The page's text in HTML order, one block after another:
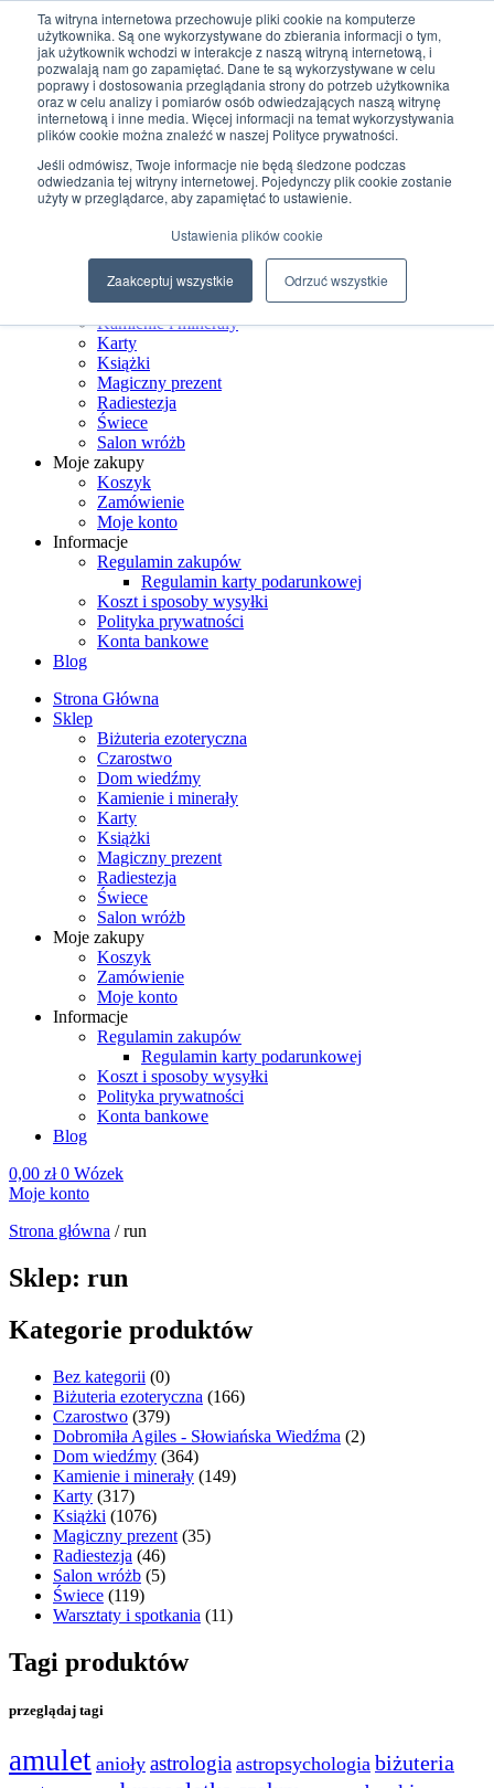
Ta witryna internetowa przechowuje pliki cookie na komputerze
użytkownika. Są one wykorzystywane do zbierania informacji o tym,
jak użytkownik wchodzi w interakcje z naszą witryną internetową, i
pozwalają nam go zapamiętać. Dane te są wykorzystywane w celu
poprawy i dostosowania przeglądania strony do potrzeb użytkownika
oraz w celu analizy i pomiarów osób odwiedzających naszą witrynę
internetową i inne media. Więcej informacji na temat wykorzystywania
plików cookie można znaleźć w naszej Polityce prywatności.
Jeśli odmówisz, Twoje informacje nie będą śledzone podczas
odwiedzania tej witryny internetowej. Pojedynczy plik cookie zostanie
użyty w przeglądarce, aby zapamiętać to ustawienie.
Ustawienia plików cookie
Zaakceptuj wszystkie Odrzuć wszystkie
Przejdź do treści
+48 507 498 341
sklep@ksiegarniamagiczna.pl
sklep internetowy 24h/7
Wyszukiwarka produktów
Biżuteria ezoteryczna
Czarostwo
Dom wiedźmy
Kamienie i minerały
Karty
Książki
Magiczny prezent
Radiestezja
Świece
Salon wróżb
Moje zakupy
Koszyk
Zamówienie
Moje konto
Informacje
Regulamin zakupów
Regulamin karty podarunkowej
Koszt i sposoby wysyłki
Polityka prywatności
Konta bankowe
Blog
Strona Główna
Sklep
Biżuteria ezoteryczna
Czarostwo
Dom wiedźmy
Kamienie i minerały
Karty
Książki
Magiczny prezent
Radiestezja
Świece
Salon wróżb
Moje zakupy
Koszyk
Zamówienie
Moje konto
Informacje
Regulamin zakupów
Regulamin karty podarunkowej
Koszt i sposoby wysyłki
Polityka prywatności
Konta bankowe
Blog
0,00 zł 0 Wózek
Moje konto
Strona główna /run
Sklep: run
Kategorie produktów
Bez kategorii (0)
Biżuteria ezoteryczna (166)
Czarostwo (379)
Dobromiła Agiles - Słowiańska Wiedźma (2)
Dom wiedźmy (364)
Kamienie i minerały (149)
Karty (317)
Książki (1076)
Magiczny prezent (35)
Radiestezja (46)
Salon wróżb (5)
Świece (119)
Warsztaty i spotkania (11)
Tagi produktów
przeglądaj tagi
amulet anioły astrologia astropsychologia biżuteria